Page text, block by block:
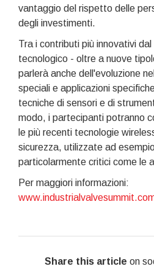
vantaggio del rispetto delle
degli investimenti.
Tra i contributi più innovativi
tecnologico - oltre a nuove
parlerà anche dell'evoluzione
speciali e applicazioni
tecniche di sensori e di
modo, i partecipanti potranno
le più recenti tecnologie
sicurezza, utilizzate ad
particolarmente critici come le
Per maggiori informazioni:
Share this article on